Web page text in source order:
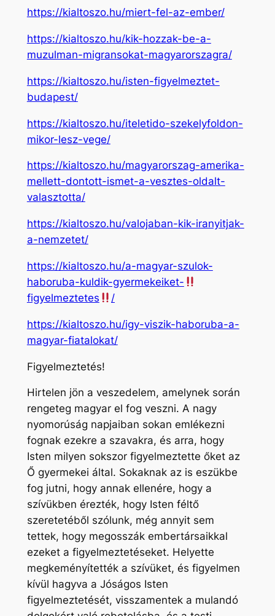
https://kialtoszo.hu/miert-fel-az-ember/
https://kialtoszo.hu/kik-hozzak-be-a-
muzulman-migransokat-magyarorszagra/
https://kialtoszo.hu/isten-figyelmeztet-
budapest/
https://kialtoszo.hu/iteletido-szekelyfoldon-
mikor-lesz-vege/
https://kialtoszo.hu/magyarorszag-amerika-
mellett-dontott-ismet-a-vesztes-oldalt-
valasztotta/
https://kialtoszo.hu/valojaban-kik-iranyitjak-
a-nemzetet/
https://kialtoszo.hu/a-magyar-szulok-
haboruba-kuldik-gyermekeiket-
figyelmeztetes
/
https://kialtoszo.hu/igy-viszik-haboruba-a-
magyar-fiatalokat/
Figyelmeztetés!
Hirtelen jön a veszedelem, amelynek során
rengeteg magyar el fog veszni. A nagy
nyomorúság napjaiban sokan emlékezni
fognak ezekre a szavakra, és arra, hogy
Isten milyen sokszor figyelmeztette őket az
Ő gyermekei által. Sokaknak az is eszükbe
fog jutni, hogy annak ellenére, hogy a
szívükben érezték, hogy Isten féltő
szeretetéből szólunk, még annyit sem
tettek, hogy megosszák embertársaikkal
ezeket a figyelmeztetéseket. Helyette
megkeményítették a szívüket, és figyelmen
kívül hagyva a Jóságos Isten
figyelmeztetését, visszamentek a mulandó